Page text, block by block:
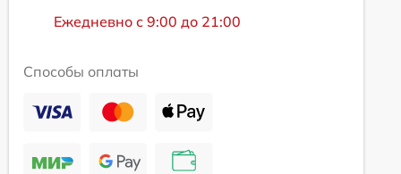
Ежедневно с 9:00 до 21:00
Способы оплаты